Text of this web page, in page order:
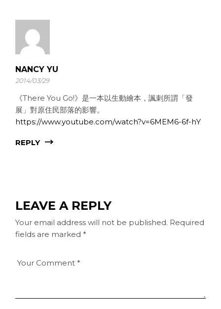
NANCY YU
2014/03/29
《There You Go!》是一本以生動繪本，諷刺所謂「發
展」對原住民部落的影響。
https://www.youtube.com/watch?v=6MEM6-6f-hY
REPLY
LEAVE A REPLY
Your email address will not be published. Required
fields are marked *